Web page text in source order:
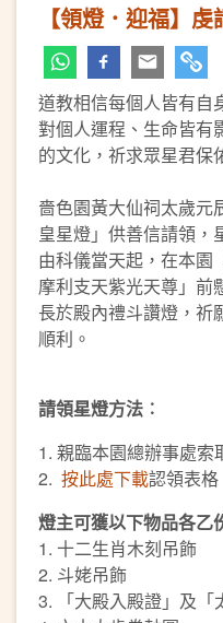
【領燈．迎福】
道教相信每個人皆有自
對個人運程、生命皆有
的文化，祈求眾星君保
嗇色園黃大仙祠太歲元
皇星燈」供善信請領，
由科儀當天起，在本園
摩利支天紫光天尊」前
長於殿內禮斗讚燈，祈
順利。
請領星燈方法︰
1. 親臨本園總辦事處索
2. 按此處下載認領表格
燈主可獲以下物品各乙
1. 十二生肖木刻吊飾
2. 斗姥吊飾
3. 「大殿入殿證」及